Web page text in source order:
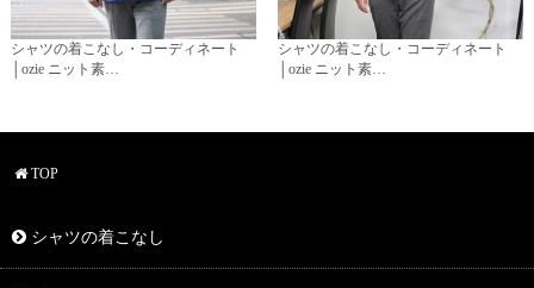
シャツの着こなし・コーディネート
│ozie ニット素…
シャツの着こなし・コーディネート
│ozie ニット素…
TOP
シャツの着こなし